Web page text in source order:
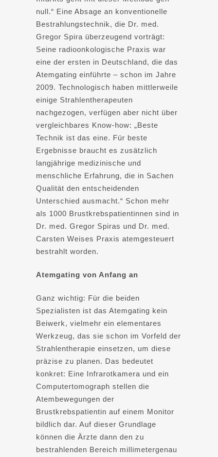
null.“ Eine Absage an konventionelle
Bestrahlungstechnik, die Dr. med.
Gregor Spira überzeugend vorträgt:
Seine radioonkologische Praxis war
eine der ersten in Deutschland, die das
Atemgating einführte – schon im Jahre
2009. Technologisch haben mittlerweile
einige Strahlentherapeuten
nachgezogen, verfügen aber nicht über
vergleichbares Know-how: „Beste
Technik ist das eine. Für beste
Ergebnisse braucht es zusätzlich
langjährige medizinische und
menschliche Erfahrung, die in Sachen
Qualität den entscheidenden
Unterschied ausmacht.“ Schon mehr
als 1000 Brustkrebspatientinnen sind in
Dr. med. Gregor Spiras und Dr. med.
Carsten Weises Praxis atemgesteuert
bestrahlt worden.
Atemgating von Anfang an
Ganz wichtig: Für die beiden
Spezialisten ist das Atemgating kein
Beiwerk, vielmehr ein elementares
Werkzeug, das sie schon im Vorfeld der
Strahlentherapie einsetzen, um diese
präzise zu planen. Das bedeutet
konkret: Eine Infrarotkamera und ein
Computertomograph stellen die
Atembewegungen der
Brustkrebspatientin auf einem Monitor
bildlich dar. Auf dieser Grundlage
können die Ärzte dann den zu
bestrahlenden Bereich millimetergenau